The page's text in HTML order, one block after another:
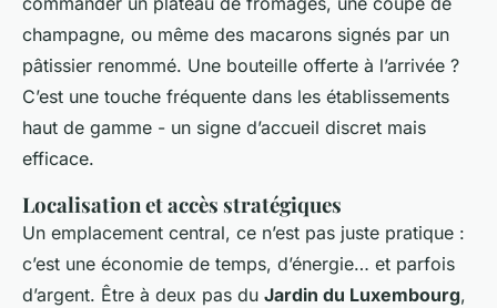
champagne, ou même des macarons signés par un
pâtissier renommé. Une bouteille offerte à l’arrivée ?
C’est une touche fréquente dans les établissements
haut de gamme - un signe d’accueil discret mais
efficace.
Localisation et accès stratégiques
Un emplacement central, ce n’est pas juste pratique :
c’est une économie de temps, d’énergie… et parfois
d’argent. Être à deux pas du Jardin du Luxembourg,